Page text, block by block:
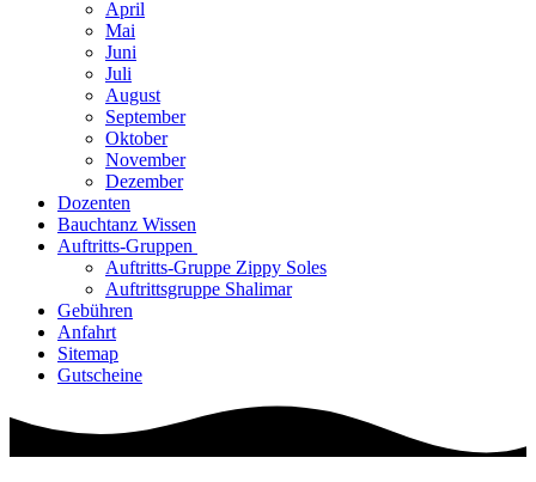
April
Mai
Juni
Juli
August
September
Oktober
November
Dezember
Dozenten
Bauchtanz Wissen
Auftritts-Gruppen
Auftritts-Gruppe Zippy Soles
Auftrittsgruppe Shalimar
Gebühren
Anfahrt
Sitemap
Gutscheine